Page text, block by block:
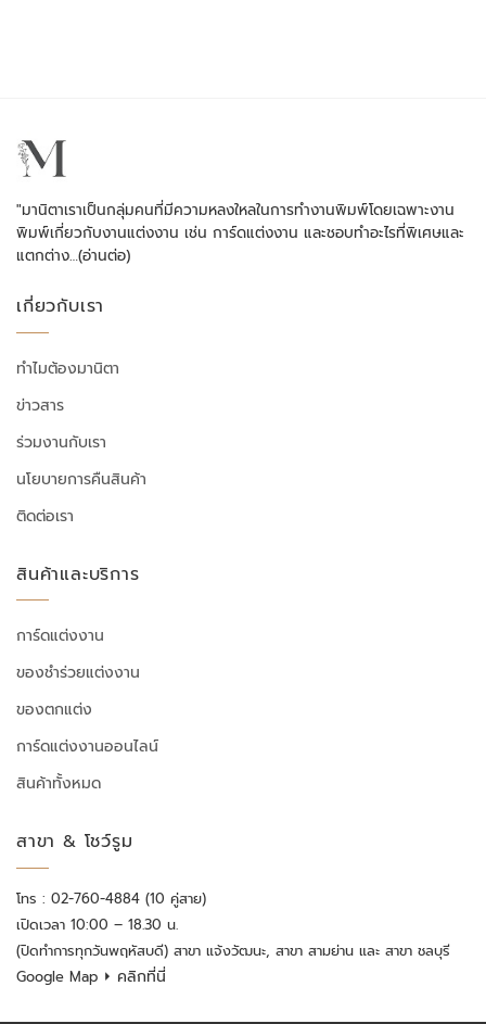
"มานิตาเราเป็นกลุ่มคนที่มีความหลงใหลในการทำงานพิมพ์โดยเฉพาะงาน
พิมพ์เกี่ยวกับงานแต่งงาน เช่น การ์ดแต่งงาน และชอบทำอะไรที่พิเศษและ
แตกต่าง…(อ่านต่อ)
เกี่ยวกับเรา
ทำไมต้องมานิตา
ข่าวสาร
ร่วมงานกับเรา
นโยบายการคืนสินค้า
ติดต่อเรา
สินค้าและบริการ
การ์ดแต่งงาน
ของชำร่วยแต่งงาน
ของตกแต่ง
การ์ดแต่งงานออนไลน์
สินค้าทั้งหมด
สาขา & โชว์รูม
โทร : 02-760-4884 (10 คู่สาย)
เปิดเวลา 10:00 – 18.30 น.
(ปิดทำการทุกวันพฤหัสบดี) สาขา แจ้งวัฒนะ, สาขา สามย่าน และ สาขา ชลบุรี
Google Map ⏵ คลิกที่นี่